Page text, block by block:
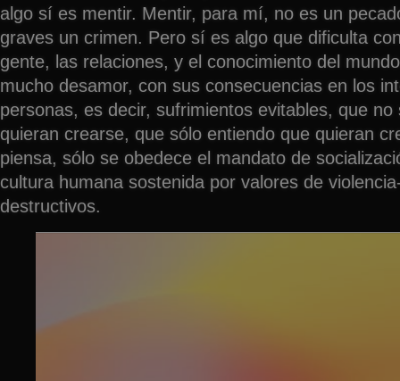
algo sí es mentir. Mentir, para mí, no es un
graves un crimen. Pero sí es algo que dificulta
gente, las relaciones, y el conocimiento del
mucho desamor, con sus consecuencias en los
personas, es decir, sufrimientos evitables, que no
quieran crearse, que sólo entiendo que quieran
piensa, sólo se obedece el mandato de
cultura humana sostenida por valores de
destructivos.